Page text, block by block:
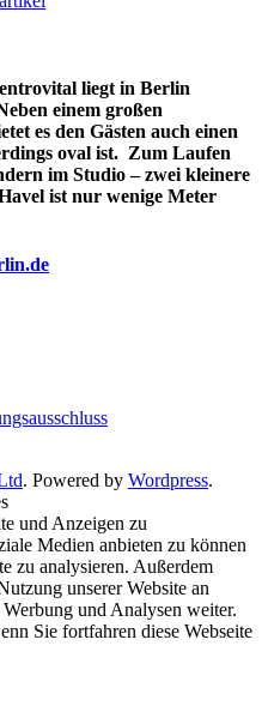
liegt in Berlin
einem großen
es den Gästen auch einen
oval ist. Zum Laufen
im Studio – zwei kleinere
ist nur wenige Meter
. Powered by Wordpress.
und Anzeigen zu
Medien anbieten zu können
zu analysieren. Außerdem
unserer Website an
und Analysen weiter.
Sie fortfahren diese Webseite